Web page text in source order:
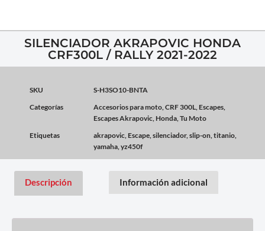
SILENCIADOR AKRAPOVIC HONDA
CRF300L / RALLY 2021-2022
SKU
S-H3SO10-BNTA
Categorías
Accesorios para moto,CRF 300L, Escapes,
Escapes Akrapovic, Honda,Tu Moto
Etiquetas
akrapovic, Escape,silenciador,slip-on,titanio,
yamaha,yz450f
Descripción Información adicional